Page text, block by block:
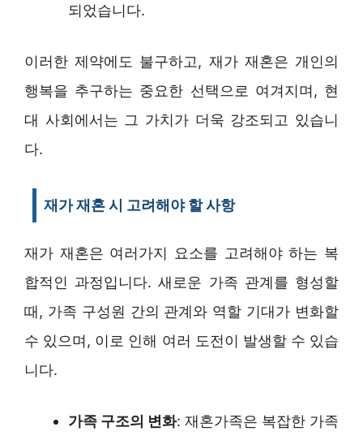
되었습니다.
이러한 제약에도 불구하고, 재가 재혼은 개인의
행복을 추구하는 중요한 선택으로 여겨지며, 현
대 사회에서는 그 가치가 더욱 강조되고 있습니
다.
재가 재혼 시 고려해야 할 사항
재가 재혼은 여러가지 요소를 고려해야 하는 복
합적인 과정입니다. 새로운 가족 관계를 형성할
때, 가족 구성원 간의 관계와 역할 기대가 변화할
수 있으며, 이로 인해 여러 도전이 발생할 수 있습
니다.
가족 구조의 변화: 재혼가족은 복잡한 가족